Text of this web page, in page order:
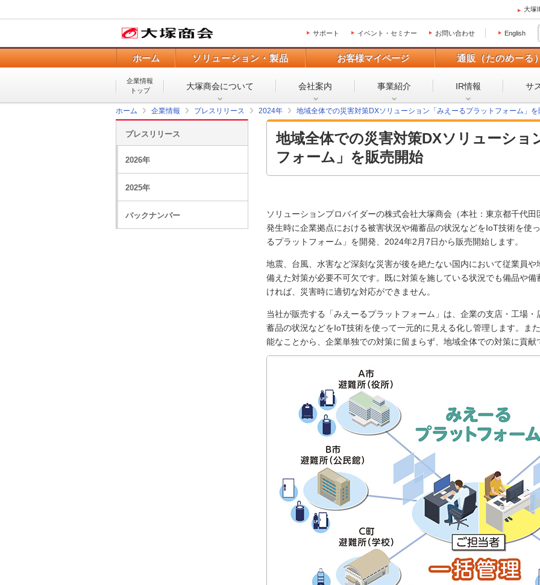
大塚
サポート イベント・セミナー お問い合わせ English
ホーム ソリューション・製品 お客様マイページ 通販（たのめーる）
企業情報
トップ
大塚商会について 会社案内 事業紹介 IR情報 サ
ホーム 企業情報 プレスリリース 2024年 地域全体での災害対策DXソリューション「みえーるプラットフォーム」を
地域全体での災害対策DXソリューショ
フォーム」を販売開始
ソリューションプロバイダーの株式会社大塚商会（本社：東京都千代
発生時に企業拠点における被害状況や備蓄品の状況などをIoT技術を使
るプラットフォーム」を開発、2024年2月7日から販売開始します。
地震、台風、水害など深刻な災害が後を絶たない国内において従業員
備えた対策が必要不可欠です。既に対策を施している状況でも備品や
ければ、災害時に適切な対応ができません。
当社が販売する「みえーるプラットフォーム」は、企業の支店・工場
蓄品の状況などをIoT技術を使って一元的に見える化し管理します。ま
能なことから、企業単独での対策に留まらず、地域全体での対策に貢献
プレスリリース
2026年
2025年
バックナンバー